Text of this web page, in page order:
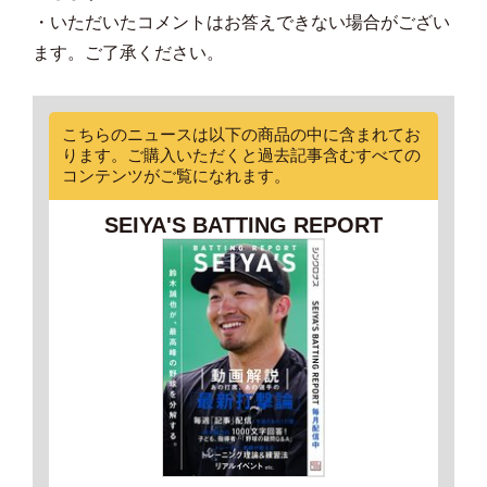
・いただいたコメントはお答えできない場合がござい
ます。ご了承ください。
こちらのニュースは以下の商品の中に含まれてお
ります。ご購入いただくと過去記事含むすべての
コンテンツがご覧になれます。
SEIYA'S BATTING REPORT